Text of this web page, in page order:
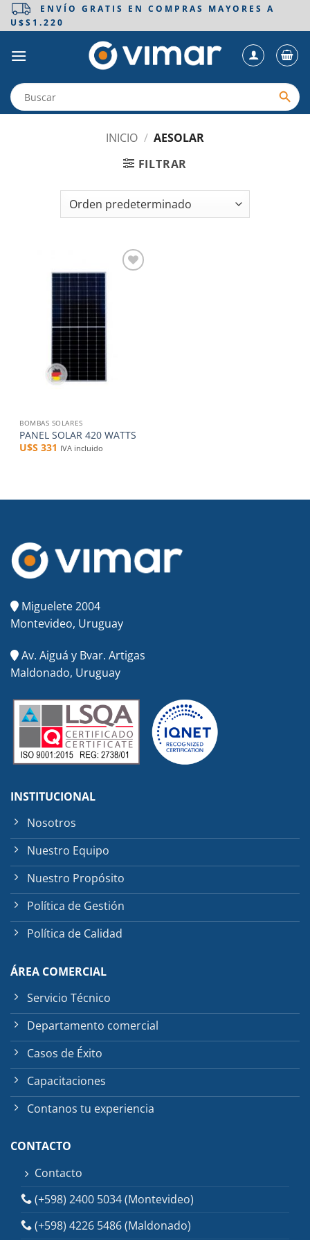
Saltar
ENVÍO GRATIS EN COMPRAS MAYORES A
U$S1.220
INICIO / AESOLAR
FILTRAR
BOMBAS SOLARES
PANEL SOLAR 420 WATTS
U$S331 IVA incluido
Miguelete 2004
Montevideo, Uruguay
Av. Aiguá y Bvar. Artigas
Maldonado, Uruguay
INSTITUCIONAL
Nosotros
Nuestro Equipo
Nuestro Propósito
Política de Gestión
Política de Calidad
ÁREA COMERCIAL
Servicio Técnico
Departamento comercial
Casos de Éxito
Capacitaciones
Contanos tu experiencia
CONTACTO
Contacto
(+598) 2400 5034 (Montevideo)
(+598) 4226 5486 (Maldonado)